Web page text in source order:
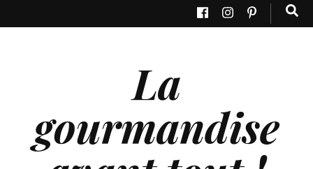
La
gourmandise